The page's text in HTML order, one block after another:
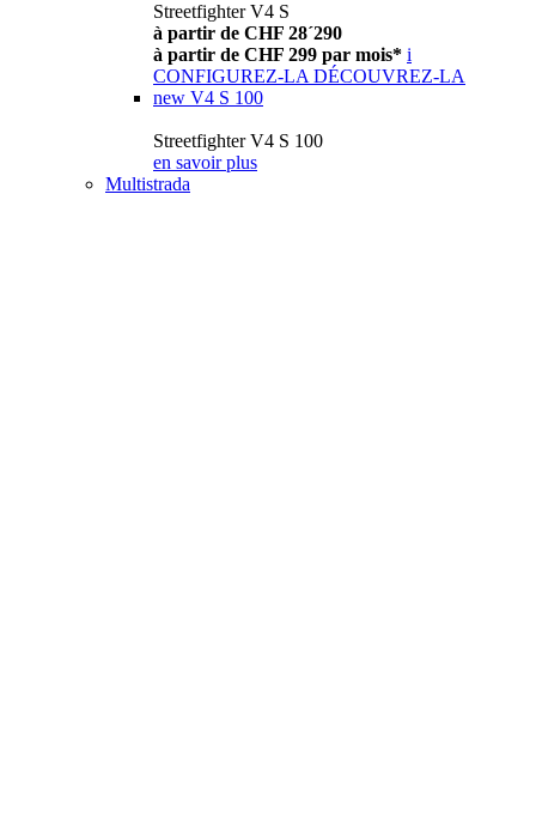
Streetfighter V4 S
à partir de CHF 28´290
à partir de CHF 299 par mois* i
CONFIGUREZ-LA DÉCOUVREZ-LA
new V4 S 100
Streetfighter V4 S 100
en savoir plus
Multistrada